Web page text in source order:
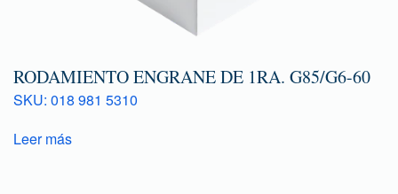
RODAMIENTO ENGRANE DE 1RA. G85/G6-60
SKU: 018 981 5310
Leer más